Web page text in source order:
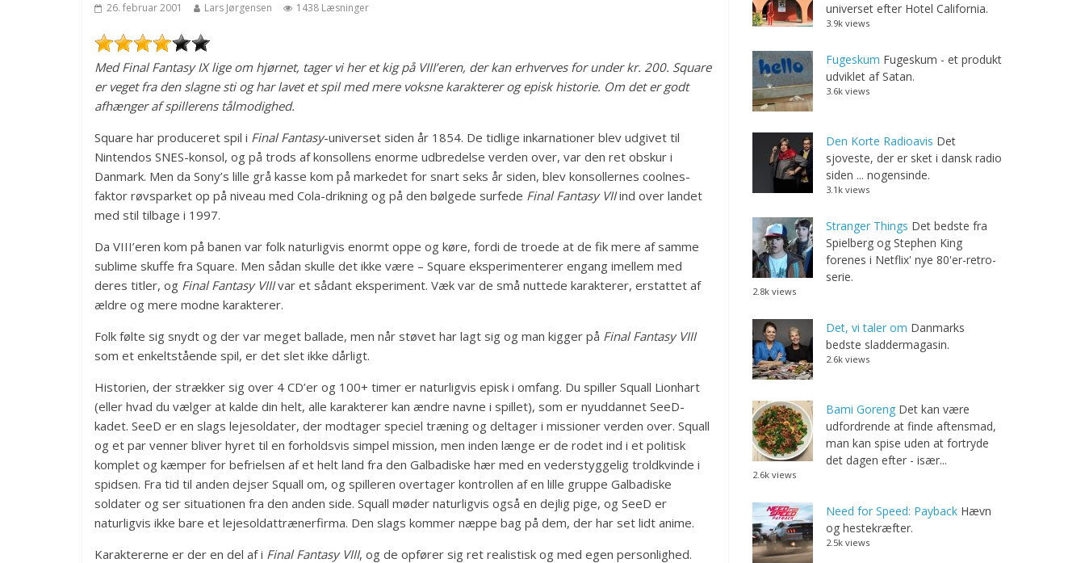
26. februar 2001 Lars Jørgensen 1438 Læsninger
Med Final Fantasy IX lige om hjørnet, tager vi her et kig på VIII’eren, der kan erhverves for under kr. 200. Square
er veget fra den slagne sti og har lavet et spil med mere voksne karakterer og episk historie. Om det er godt
afhænger af spillerens tålmodighed.
Square har produceret spil i Final Fantasy-universet siden år 1854. De tidlige inkarnationer blev udgivet til
Nintendos SNES-konsol, og på trods af konsollens enorme udbredelse verden over, var den ret obskur i
Danmark. Men da Sony’s lille grå kasse kom på markedet for snart seks år siden, blev konsollernes coolnes-
faktor røvsparket op på niveau med Cola-drikning og på den bølgede surfede Final Fantasy VIIind over landet
med stil tilbage i 1997.
Da VIII’eren kom på banen var folk naturligvis enormt oppe og køre, fordi de troede at de fik mere af samme
sublime skuffe fra Square. Men sådan skulle det ikke være – Square eksperimenterer engang imellem med
deres titler, og Final Fantasy VIIIvar et sådant eksperiment. Væk var de små nuttede karakterer, erstattet af
ældre og mere modne karakterer.
Folk følte sig snydt og der var meget ballade, men når støvet har lagt sig og man kigger på Final Fantasy VIII
som et enkeltstående spil, er det slet ikke dårligt.
Historien, der strækker sig over 4 CD’er og 100+ timer er naturligvis episk i omfang. Du spiller Squall Lionhart
(eller hvad du vælger at kalde din helt, alle karakterer kan ændre navne i spillet), som er nyuddannet SeeD-
kadet. SeeD er en slags lejesoldater, der modtager speciel træning og deltager i missioner verden over. Squall
og et par venner bliver hyret til en forholdsvis simpel mission, men inden længe er de rodet ind i et politisk
komplet og kæmper for befrielsen af et helt land fra den Galbadiske hær med en vederstyggelig troldkvinde i
spidsen. Fra tid til anden dejser Squall om, og spilleren overtager kontrollen af en lille gruppe Galbadiske
soldater og ser situationen fra den anden side. Squall møder naturligvis også en dejlig pige, og SeeD er
naturligvis ikke bare et lejesoldattrænerfirma. Den slags kommer næppe bag på dem, der har set lidt anime.
Karaktererne er der en del af i Final Fantasy VIII, og de opfører sig ret realistisk og med egen personlighed.
universet efter Hotel California.
3.9k views
Fugeskum Fugeskum - et produkt
udviklet af Satan.
3.6k views
Den Korte Radioavis Det
sjoveste, der er sket i dansk radio
siden ... nogensinde.
3.1k views
Stranger Things Det bedste fra
Spielberg og Stephen King
forenes i Netflix' nye 80'er-retro-
serie.
2.8k views
Det, vi taler om Danmarks
bedste sladdermagasin.
2.6k views
Bami Goreng Det kan være
udfordrende at finde aftensmad,
man kan spise uden at fortryde
det dagen efter - især...
2.6k views
Need for Speed: Payback Hævn
og hestekræfter.
2.5k views